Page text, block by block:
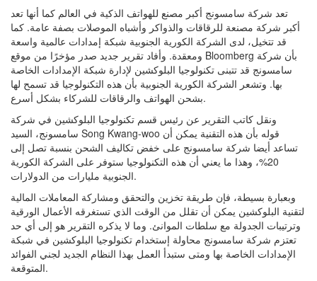
تعد شركة سامسونج أكبر مصنع للهواتف الذكية في العالم كما أنها تعد
أكبر شركة مصنعة للرقاقات والذواكر وأشباه الموصلات بصفة عامة. كما
قد تتخيل، لدى الشركة الكورية الجنوبية شبكة إمدادات عالمية واسعة
ومعقدة. وأفاد تقرير جديد صدر مؤخرًا من موقع Bloomberg بأن شركة
سامسونج قد تتبنى تكنولوجيا البلوكشين لإدارة شبكة الإمدادات الخاصة
بها. وتشعر الشركة الكورية الجنوبية بأن هذه التكنولوجيا قد تسمح لها
بشحن الهواتف والرقاقات للشركاء بشكل أسرع.
ونقل كاتب التقرير عن رئيس قسم تكنولوجيا البلوكشين في شركة
سامسونج، السيد Song Kwang-woo قوله بأن هذه التقنية يمكن أن
تساعد أيضا شركة سامسونج على خفض تكاليف الشحن بنسبة تصل إلى
20%، وهذا ما يعني أن هذه التكنولوجيا ستوفر على الشركة الكورية
الجنوبية مليارات من الدولارات.
وبعبارة بسيطة، فإن طريقة تخزين والتحقق ومشاركة المعاملات المالية
لتقنية البلوكشين يمكن أن تقلل من الوقت الذي تستغرقه الأعمال الورقية
وترتيبات الجدولة مع سلطات الموانئ. وما لا يذكره التقرير هو إلى أي حد
تعتزم شركة سامسونج محاولة إستخدام تكنولوجيا البلوكشين في شبكة
الإمدادات الخاصة بها ومتى ستبدأ العمل بهذا النظام الجديد لجني الفوائد
المتوقعة.